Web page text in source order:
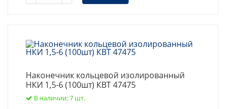
Наконечник кольцевой изолированный
НКИ 1,5-6 (100шт) КВТ 47475
В наличии: 7 шт.